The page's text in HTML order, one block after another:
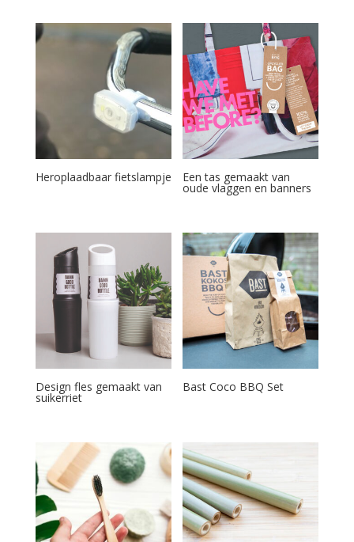
Heroplaadbaar fietslampje Een tas gemaakt van
oude vlaggen en banners
Design fles gemaakt van
suikerriet
Bast Coco BBQ Set